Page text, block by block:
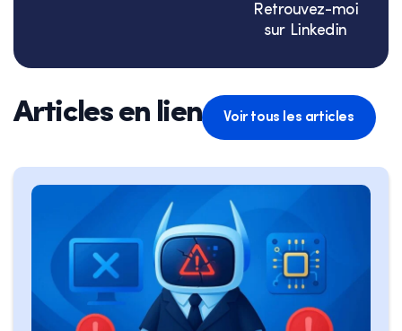
Retrouvez-moi
sur Linkedin
Articles en lien Voir tous les articles